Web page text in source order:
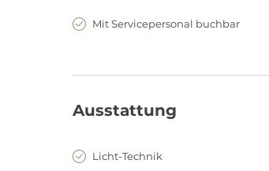
Mit Servicepersonal buchbar
Ausstattung
Licht-Technik